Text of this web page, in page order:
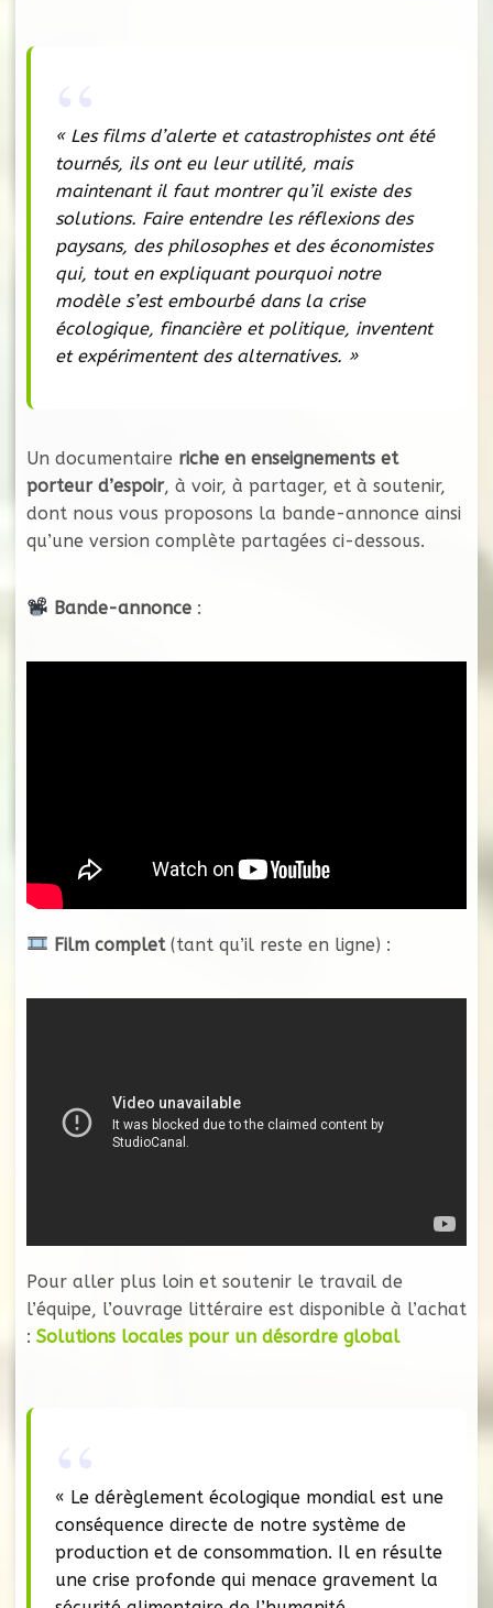
« Les films d’alerte et catastrophistes ont été
tournés, ils ont eu leur utilité, mais
maintenant il faut montrer qu’il existe des
solutions. Faire entendre les réflexions des
paysans, des philosophes et des économistes
qui, tout en expliquant pourquoi notre
modèle s’est embourbé dans la crise
écologique, financière et politique, inventent
et expérimentent des alternatives. »
Un documentaire riche en enseignements et
porteur d’espoir, à voir, à partager, et à soutenir,
dont nous vous proposons la bande-annonce ainsi
qu’une version complète partagées ci-dessous.
Bande-annonce :
Film complet(tant qu’il reste en ligne) :
Pour aller plus loin et soutenir le travail de
l’équipe, l’ouvrage littéraire est disponible à l’achat
: Solutions locales pour un désordre global
« Le dérèglement écologique mondial est une
conséquence directe de notre système de
production et de consommation. Il en résulte
une crise profonde qui menace gravement la